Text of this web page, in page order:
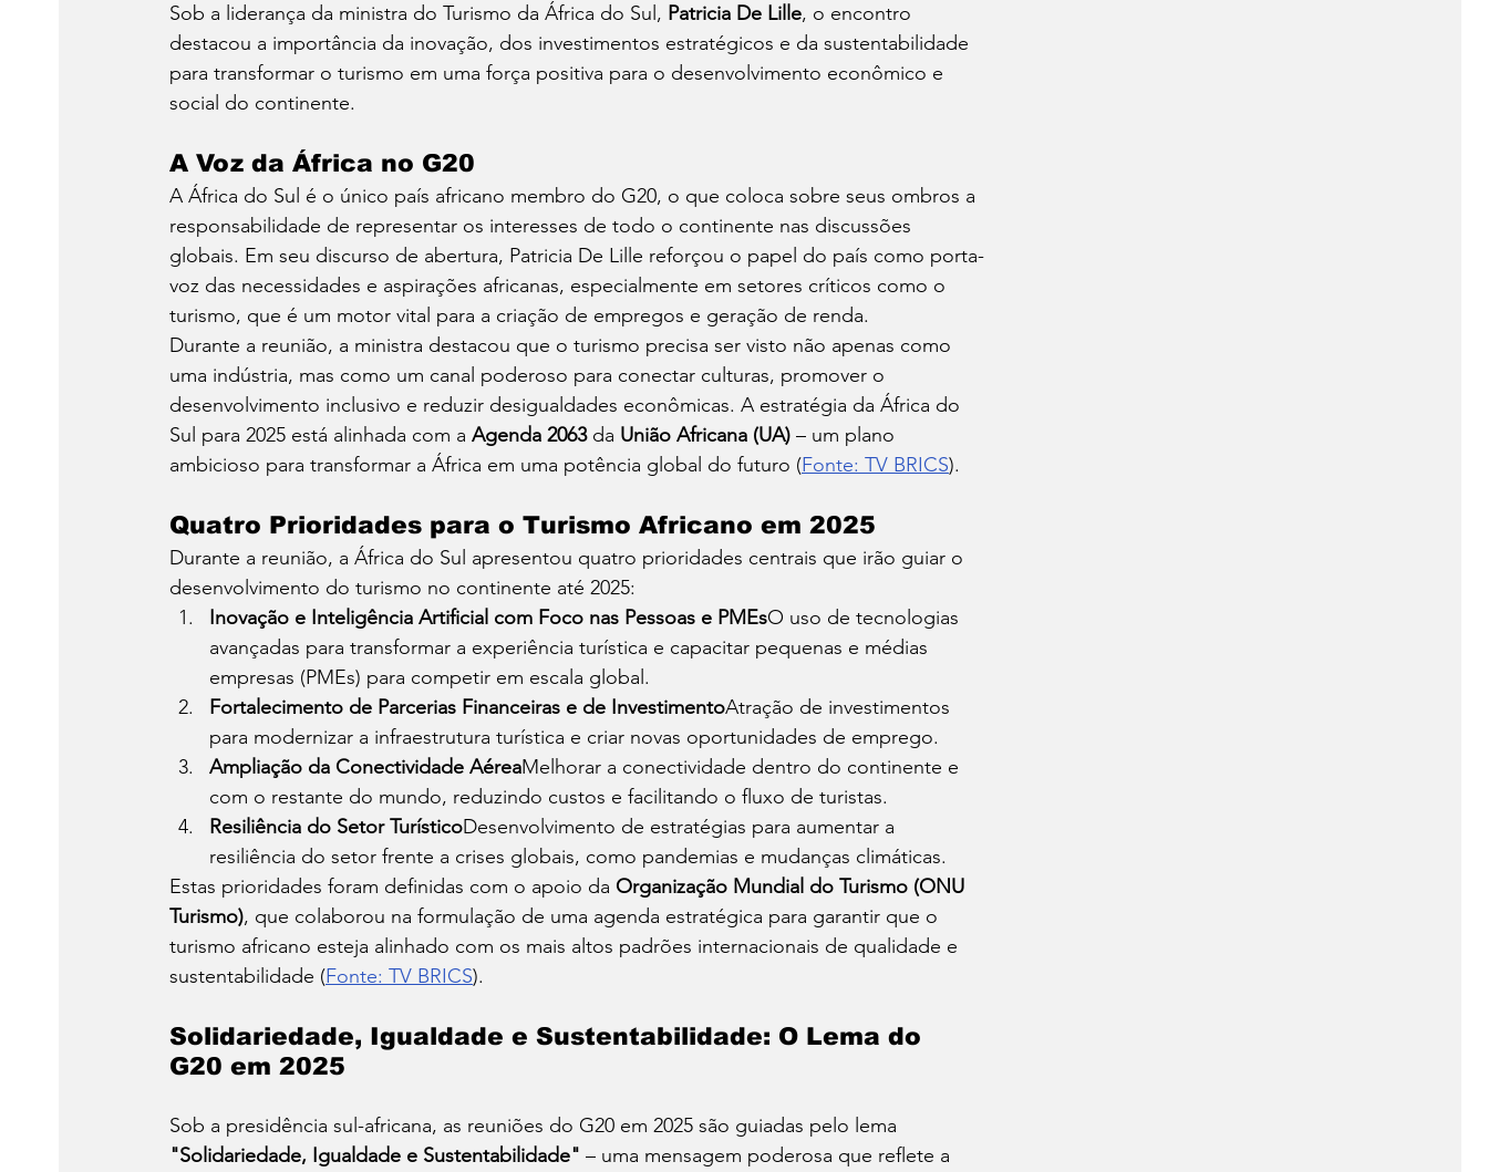
Sob a liderança da ministra do Turismo da África do Sul, Patricia De Lille, o encontro
destacou a importância da inovação, dos investimentos estratégicos e da sustentabilidade
para transformar o turismo em uma força positiva para o desenvolvimento econômico e
social do continente.
A Voz da África no G20
A África do Sul é o único país africano membro do G20, o que coloca sobre seus ombros a
responsabilidade de representar os interesses de todo o continente nas discussões
globais. Em seu discurso de abertura, Patricia De Lille reforçou o papel do país como porta-
voz das necessidades e aspirações africanas, especialmente em setores críticos como o
turismo, que é um motor vital para a criação de empregos e geração de renda.
Durante a reunião, a ministra destacou que o turismo precisa ser visto não apenas como
uma indústria, mas como um canal poderoso para conectar culturas, promover o
desenvolvimento inclusivo e reduzir desigualdades econômicas. A estratégia da África do
Sul para 2025 está alinhada com a Agenda 2063 da União Africana (UA) – um plano
ambicioso para transformar a África em uma potência global do futuro (Fonte: TV BRICS).
Quatro Prioridades para o Turismo Africano em 2025
Durante a reunião, a África do Sul apresentou quatro prioridades centrais que irão guiar o
desenvolvimento do turismo no continente até 2025:
Inovação e Inteligência Artificial com Foco nas Pessoas e PMEsO uso de tecnologias
avançadas para transformar a experiência turística e capacitar pequenas e médias
empresas (PMEs) para competir em escala global.
Fortalecimento de Parcerias Financeiras e de InvestimentoAtração de investimentos
para modernizar a infraestrutura turística e criar novas oportunidades de emprego.
Ampliação da Conectividade AéreaMelhorar a conectividade dentro do continente e
com o restante do mundo, reduzindo custos e facilitando o fluxo de turistas.
Resiliência do Setor TurísticoDesenvolvimento de estratégias para aumentar a
resiliência do setor frente a crises globais, como pandemias e mudanças climáticas.
Estas prioridades foram definidas com o apoio da Organização Mundial do Turismo (ONU
Turismo), que colaborou na formulação de uma agenda estratégica para garantir que o
turismo africano esteja alinhado com os mais altos padrões internacionais de qualidade e
sustentabilidade (Fonte: TV BRICS).
Solidariedade, Igualdade e Sustentabilidade: O Lema do
G20 em 2025
Sob a presidência sul-africana, as reuniões do G20 em 2025 são guiadas pelo lema
"Solidariedade, Igualdade e Sustentabilidade" – uma mensagem poderosa que reflete a